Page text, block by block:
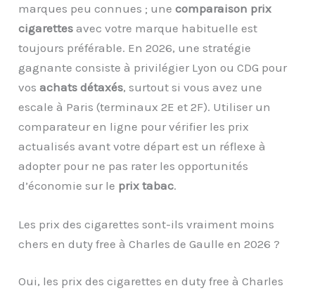
marques peu connues ; unecomparaison prix
cigarettes avec votre marque habituelle est
toujours préférable. En 2026, une stratégie
gagnante consiste à privilégier Lyon ou CDG pour
vosachats détaxés, surtout si vous avez une
escale à Paris (terminaux 2E et 2F). Utiliser un
comparateur en ligne pour vérifier les prix
actualisés avant votre départ est un réflexe à
adopter pour ne pas rater les opportunités
d’économie sur le prix tabac.
Les prix des cigarettes sont-ils vraiment moins
chers en duty free à Charles de Gaulle en 2026 ?
Oui, les prix des cigarettes en duty free à Charles